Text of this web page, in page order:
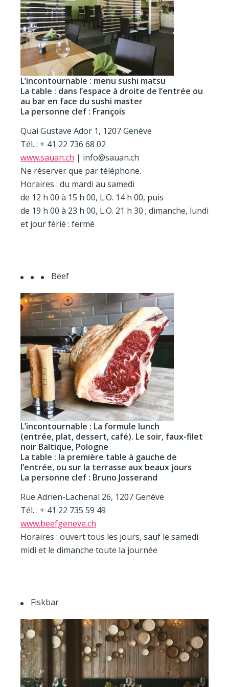
L’incontournable : menu sushi matsu
La table : dans l’espace à droite de l’entrée ou
au bar en face du sushi master
La personne clef : François
Quai Gustave Ador 1, 1207 Genève
Tél. : + 41 22 736 68 02
www.sauan.ch | info@sauan.ch
Ne réserver que par téléphone.
Horaires : du mardi au samedi
de 12 h 00 à 15 h 00, L.O. 14 h 00, puis
de 19 h 00 à 23 h 00, L.O. 21 h 30 ; dimanche, lundi
et jour férié : fermé
Beef
L’incontournable : La formule lunch
(entrée, plat, dessert, café). Le soir, faux-filet
noir Baltique, Pologne
La table : la première table à gauche de
l’entrée, ou sur la terrasse aux beaux jours
La personne clef : Bruno Josserand
Rue Adrien-Lachenal 26, 1207 Genève
Tél. : + 41 22 735 59 49
www.beefgeneve.ch
Horaires : ouvert tous les jours, sauf le samedi
midi et le dimanche toute la journée
Fiskbar